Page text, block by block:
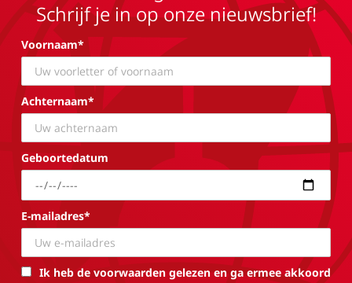
Schrijf je in op onze nieuwsbrief!
Voornaam*
Achternaam*
Geboortedatum
E-mailadres*
Ik heb de voorwaarden gelezen en ga ermee akkoord